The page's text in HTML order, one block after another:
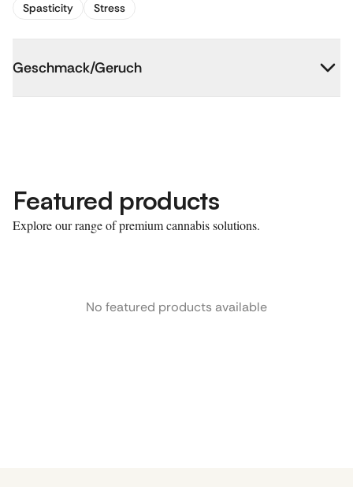
Spasticity
Stress
Geschmack/Geruch
Featured products
Explore our range of premium cannabis solutions.
No featured products available